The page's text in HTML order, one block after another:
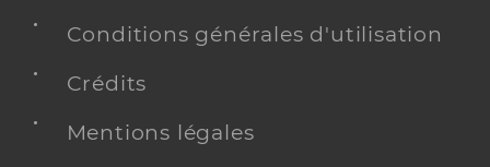
Conditions générales d'utilisation
Crédits
Mentions légales